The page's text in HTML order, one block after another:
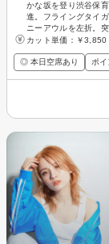
かな坂を登り渋谷保
進。フライングタイ
ニーアウルを左折。
カット単価： ￥3,850
◎ 本日空席あり ポイ